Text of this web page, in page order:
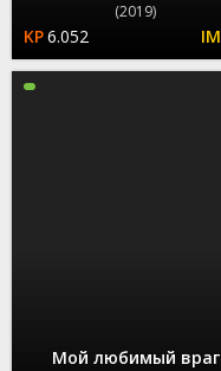
(2019)
6.052
Мой любимый враг